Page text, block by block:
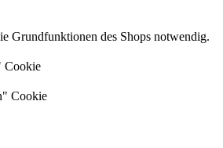
Grundfunktionen des Shops notwendig.
Cookie
Cookie